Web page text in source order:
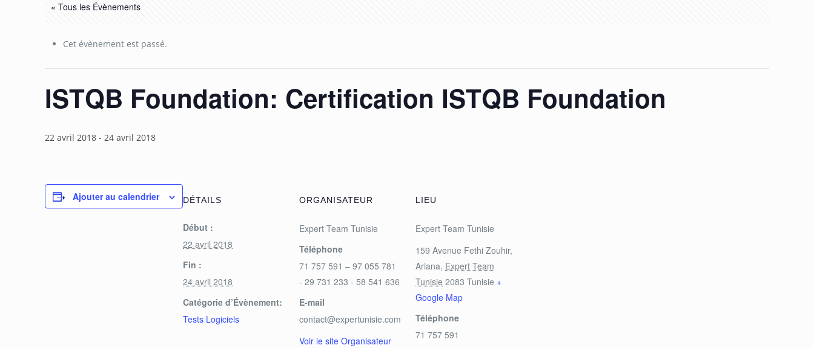
« Tous les Évènements
Cet évènement est passé.
ISTQB Foundation: Certification ISTQB Foundation
22 avril 2018 -24 avril 2018
Ajouter au calendrier DÉTAILS
Début :
22 avril 2018
Fin :
24 avril 2018
Catégorie d’Évènement:
Tests Logiciels
ORGANISATEUR
Expert Team Tunisie
Téléphone
71 757 591 – 97 055 781
- 29 731 233 - 58 541 636
E-mail
contact@expertunisie.com
Voir le site Organisateur
LIEU
Expert Team Tunisie
159 Avenue Fethi Zouhir,
Ariana, Expert Team
Tunisie 2083 Tunisie +
Google Map
Téléphone
71 757 591